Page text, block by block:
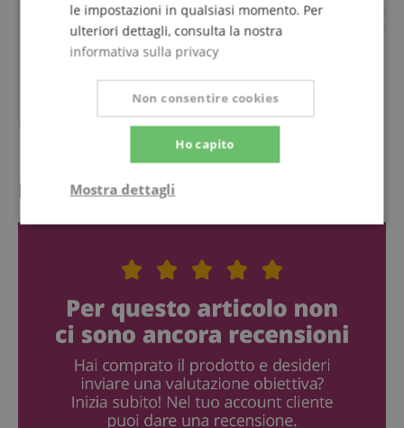
Kirstein Pedalboard-Case
67,90€
Rocktile DCL-05
Recensioni dei clienti
le impostazioni in qualsiasi momento. Per
ulteriori dettagli, consulta la nostra
informativa sulla privacy
Ho capito
Non consentire cookies
Mostra dettagli
Strettamente
Prestazione
Targeting Funzionalità
Non
classificati